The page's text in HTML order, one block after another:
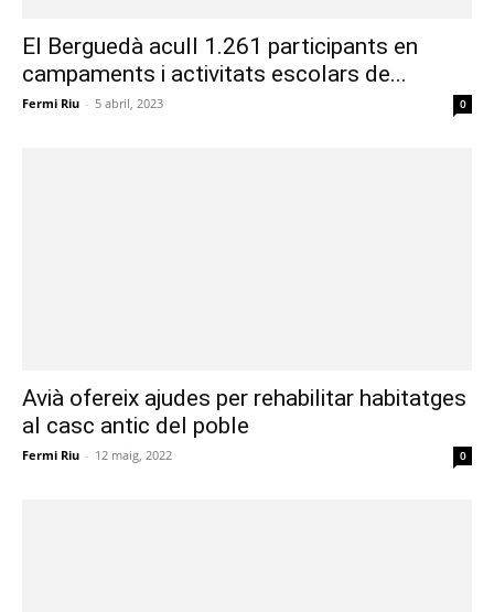
El Berguedà acull 1.261 participants en
campaments i activitats escolars de...
Fermi Riu - 5 abril, 2023 0
Avià ofereix ajudes per rehabilitar habitatges
al casc antic del poble
Fermi Riu - 12 maig, 2022 0